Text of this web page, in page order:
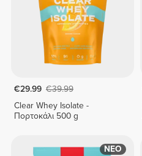
€29.99 €39.99
Clear Whey Isolate -
Πορτοκάλι 500 g
ΝΕΟ